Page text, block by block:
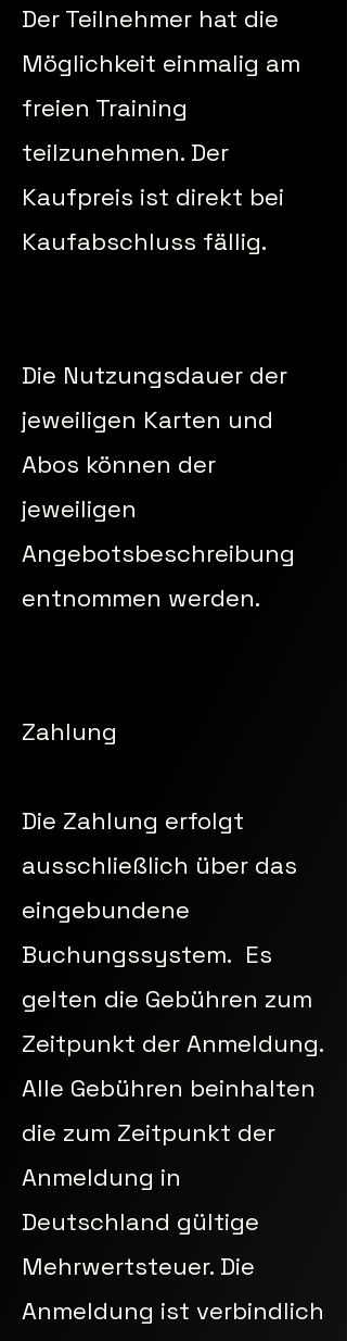
Der Teilnehmer hat die
Möglichkeit einmalig am
freien Training
teilzunehmen. Der
Kaufpreis ist direkt bei
Kaufabschluss fällig.
Die Nutzungsdauer der
jeweiligen Karten und
Abos können der
jeweiligen
Angebotsbeschreibung
entnommen werden.
Zahlung
Die Zahlung erfolgt
ausschließlich über das
eingebundene
Buchungssystem. Es
gelten die Gebühren zum
Zeitpunkt der Anmeldung.
Alle Gebühren beinhalten
die zum Zeitpunkt der
Anmeldung in
Deutschland gültige
Mehrwertsteuer. Die
Anmeldung ist verbindlich